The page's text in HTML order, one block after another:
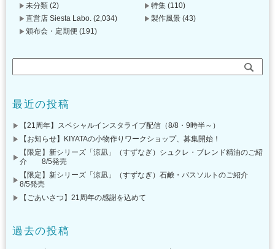
未分類 (2) 特集 (110)
直営店 Siesta Labo. (2,034) 製作風景 (43)
頒布会・定期便 (191)
最近の投稿
【21周年】スペシャルインスタライブ配信（8/8・9時半～）
【お知らせ】KIYATAの小物作りワークショップ、募集開始！
【限定】新シリーズ「涼凪」（すずなぎ）シュクレ・ブレンド精油のご紹
介 8/5発売
【限定】新シリーズ「涼凪」（すずなぎ）石鹸・バスソルトのご紹介
8/5発売
【ごあいさつ】21周年の感謝を込めて
過去の投稿